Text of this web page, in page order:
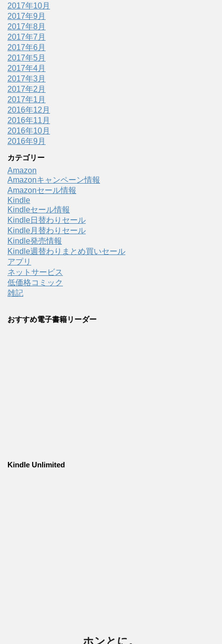
2017年10月
2017年9月
2017年8月
2017年7月
2017年6月
2017年5月
2017年4月
2017年3月
2017年2月
2017年1月
2016年12月
2016年11月
2016年10月
2016年9月
カテゴリー
Amazon
Amazonキャンペーン情報
Amazonセール情報
Kindle
Kindleセール情報
Kindle日替わりセール
Kindle月替わりセール
Kindle発売情報
Kindle週替わりまとめ買いセール
アプリ
ネットサービス
低価格コミック
雑記
おすすめ電子書籍リーダー
Kindle Unlimited
ホンとに。